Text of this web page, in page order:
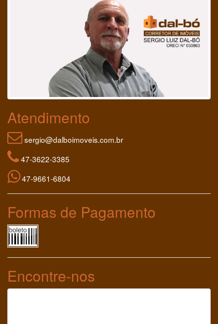
Atendimento
sergio@dalboimoveis.com.br
47-3622-3385
47-9661-6804
Formas de Pagamento
Encontre-nos